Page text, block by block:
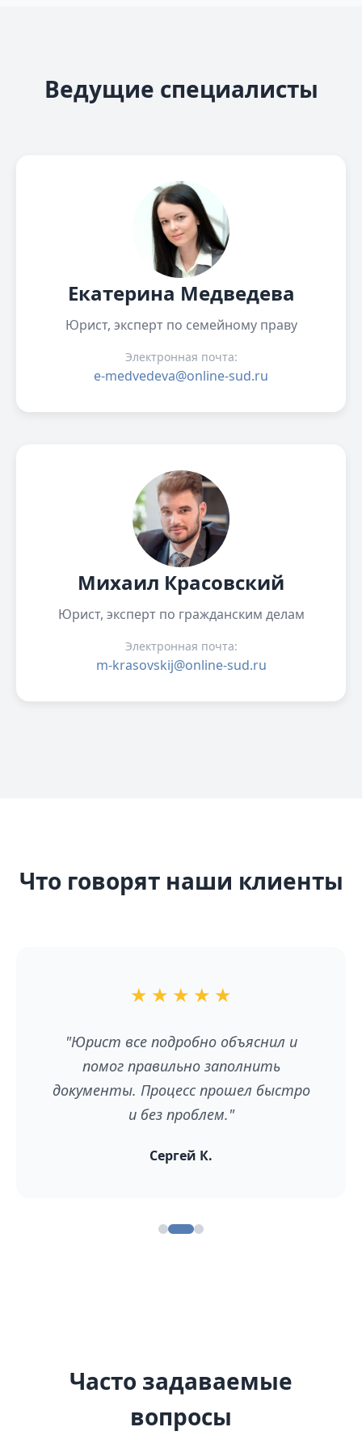
Ведущие специалисты
Екатерина Медведева
Юрист, эксперт по семейному праву
Электронная почта:
e-medvedeva@online-sud.ru
Михаил Красовский
Юрист, эксперт по гражданским делам
Электронная почта:
m-krasovskij@online-sud.ru
Что говорят наши клиенты
★ ★ ★ ★ ★
"Юрист все подробно объяснил и
помог правильно заполнить
документы. Процесс прошел быстро
и без проблем."
Сергей К.
Часто задаваемые
вопросы